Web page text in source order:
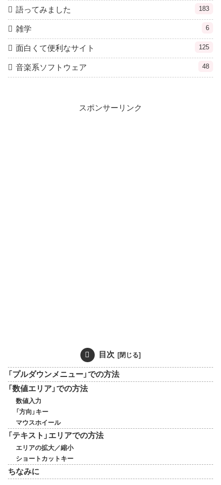
語ってみました 183
雑学 6
面白くて便利なサイト 125
音楽系ソフトウェア 48
スポンサーリンク
目次
「プルダウンメニュー」での方法
「数値エリア」での方法
数値入力
「方向」キー
マウスホイール
「テキスト」エリアでの方法
エリアの拡大／縮小
ショートカットキー
ちなみに